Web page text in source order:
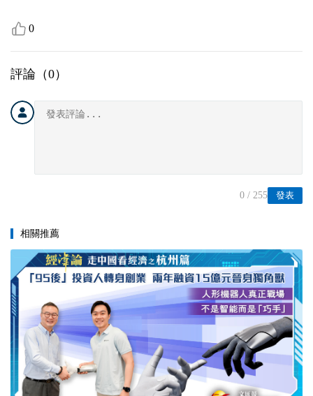
0
評論（0）
發表
0 / 255
相關推薦